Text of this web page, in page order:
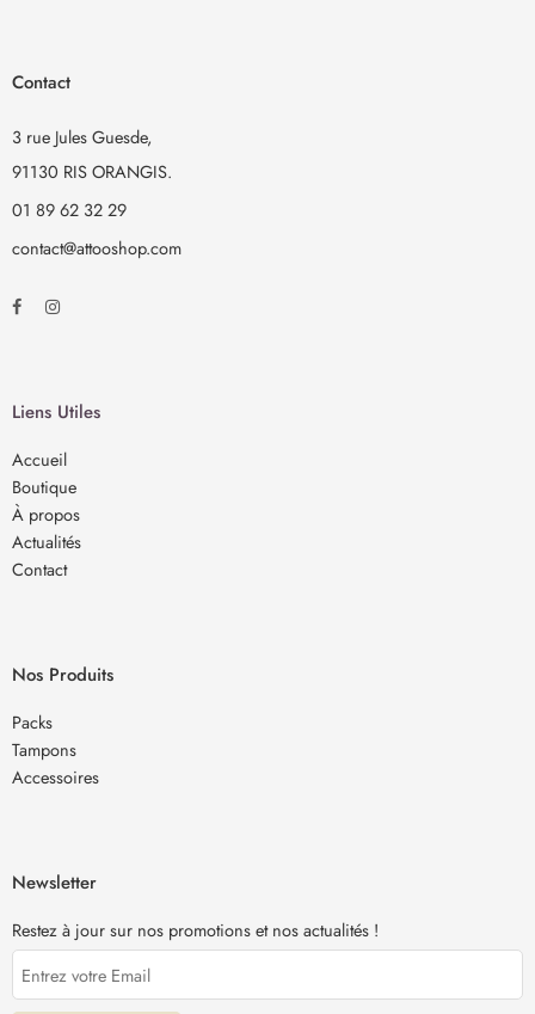
jusqu’à 3 jours, selon le type de peau. Important : vous avez besoin
Contact
3 rue Jules Guesde,
91130 RIS ORANGIS.
01 89 62 32 29
contact@attooshop.com
Liens Utiles
Accueil
Boutique
À propos
Actualités
Contact
Nos Produits
Packs
Tampons
Accessoires
Newsletter
Restez à jour sur nos promotions et nos actualités !